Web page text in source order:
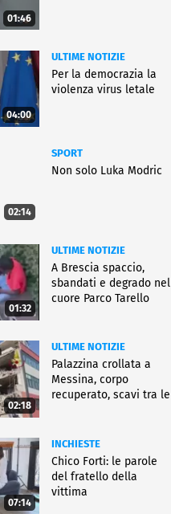
01:46
04:00
ULTIME NOTIZIE
Per la democrazia la
violenza virus letale
02:14
SPORT
Non solo Luka Modric
01:32
ULTIME NOTIZIE
A Brescia spaccio,
sbandati e degrado nel
cuore Parco Tarello
02:18
ULTIME NOTIZIE
Palazzina crollata a
Messina, corpo
recuperato, scavi tra le
07:14
INCHIESTE
Chico Forti: le parole
del fratello della
vittima